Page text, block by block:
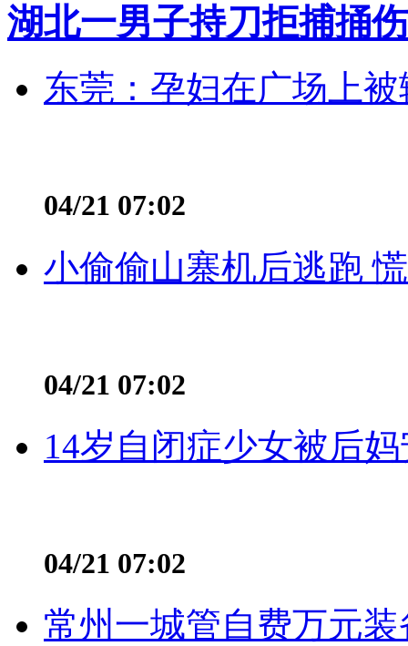
湖北一男子持刀拒捕捅
东莞：孕妇在广场上
04/21 07:02
小偷偷山寨机后逃跑
04/21 07:02
14岁自闭症少女被后
04/21 07:02
常州一城管自费万元